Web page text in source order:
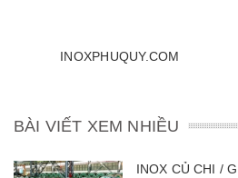
INOXPHUQUY.COM
BÀI VIẾT XEM NHIỀU
INOX CỦ CHI /